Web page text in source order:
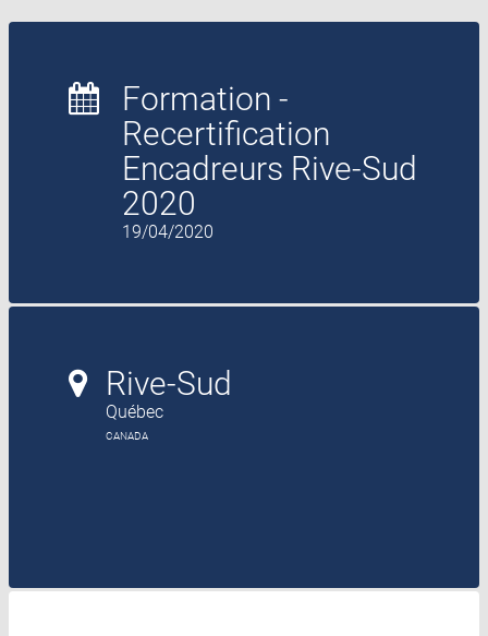
Formation -
Recertification
Encadreurs Rive-Sud
2020
19/04/2020
Rive-Sud
Québec
CANADA